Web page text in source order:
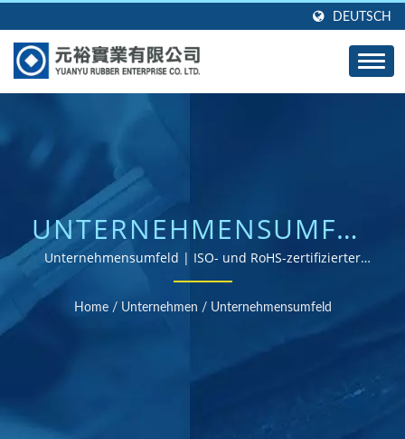
DEUTSCH
UNTERNEHMENSUMFELD
| MASSGESCHNEIDERTE G
UMMIDICHTUNGEN, -S
IEGEL UND -D
ICHTUNGEN - E
Unternehmensumfeld | ISO- und RoHS-zertifizierter
Gummiteile-Lieferant
Home / Unternehmen / Unternehmensumfeld